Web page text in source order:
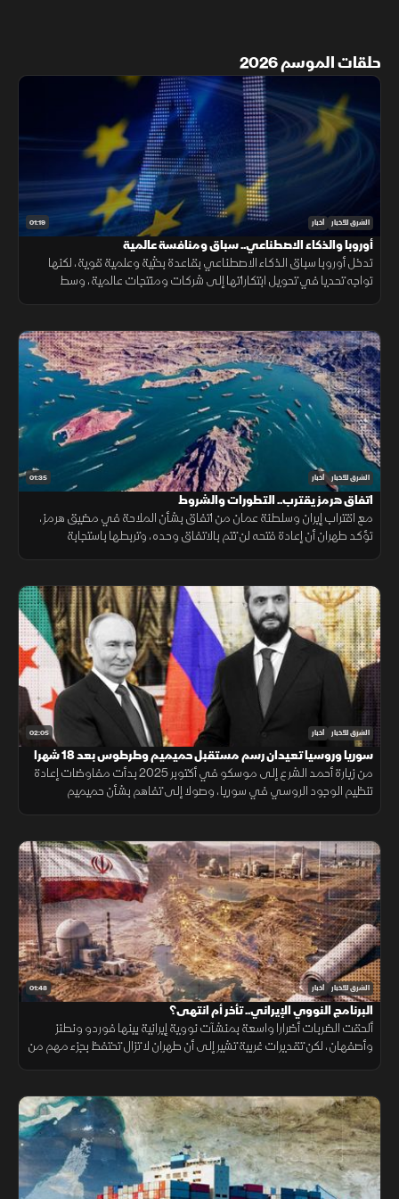
حلقات الموسم 2026
01:19 الشرق للأخبار أخبار
أوروبا والذكاء الاصطناعي.. سباق ومنافسة عالمية
تدخل أوروبا سباق الذكاء الاصطناعي بقاعدة بحثية وعلمية قوية، لكنها
تواجه تحديا في تحويل ابتكاراتها إلى شركات ومنتجات عالمية، وسط
01:35 الشرق للأخبار أخبار
اتفاق هرمز يقترب.. التطورات والشروط
مع اقتراب إيران وسلطنة عمان من اتفاق بشأن الملاحة في مضيق هرمز،
تؤكد طهران أن إعادة فتحه لن تتم بالاتفاق وحده، وتربطها باستجابة
02:05 الشرق للأخبار أخبار
سوريا وروسيا تعيدان رسم مستقبل حميميم وطرطوس بعد 18 شهرا
من زيارة أحمد الشرع إلى موسكو في أكتوبر 2025 بدأت مفاوضات إعادة
تنظيم الوجود الروسي في سوريا، وصولا إلى تفاهم بشأن حميميم
01:48 الشرق للأخبار أخبار
البرنامج النووي الإيراني.. تأخر أم انتهى؟
ألحقت الضربات أضرارا واسعة بمنشآت نووية إيرانية بينها فوردو ونطنز
وأصفهان، لكن تقديرات غربية تشير إلى أن طهران لا تزال تحتفظ بجزء مهم من